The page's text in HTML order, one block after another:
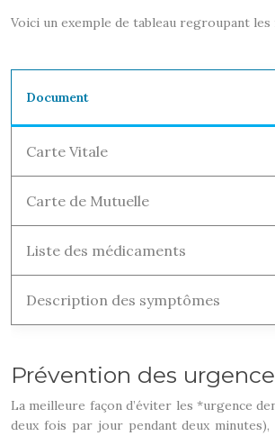
Voici un exemple de tableau regroupant
Document
Carte Vitale
Carte de Mutuelle
Liste des médicaments
Description des symptômes
Prévention des
La meilleure façon d’éviter les *urgence
deux fois par jour pendant deux